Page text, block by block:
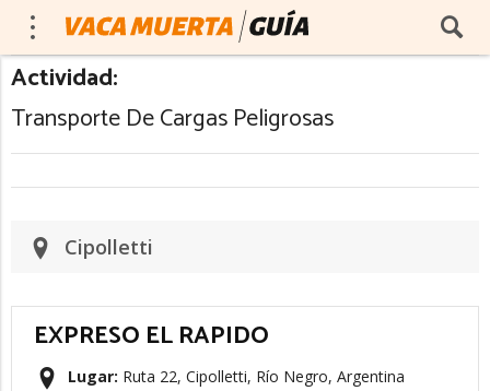
Actividad:
Transporte De Cargas Peligrosas
Cipolletti
EXPRESO EL RAPIDO
Lugar: Ruta 22, Cipolletti, Río Negro, Argentina